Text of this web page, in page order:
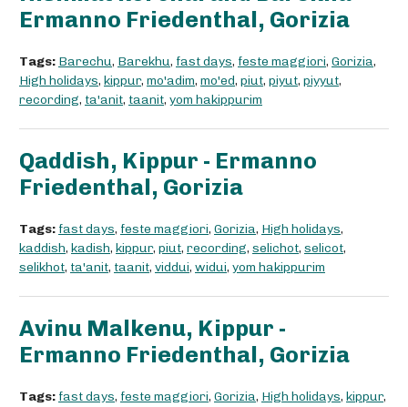
Ermanno Friedenthal, Gorizia
Tags: Barechu, Barekhu, fast days, feste maggiori, Gorizia,
High holidays, kippur, mo'adim, mo'ed, piut, piyut, piyyut,
recording, ta'anit, taanit, yom hakippurim
Qaddish, Kippur - Ermanno
Friedenthal, Gorizia
Tags: fast days, feste maggiori, Gorizia, High holidays,
kaddish, kadish, kippur, piut, recording, selichot, selicot,
selikhot, ta'anit, taanit, viddui, widui, yom hakippurim
Avinu Malkenu, Kippur -
Ermanno Friedenthal, Gorizia
Tags: fast days, feste maggiori, Gorizia, High holidays, kippur,